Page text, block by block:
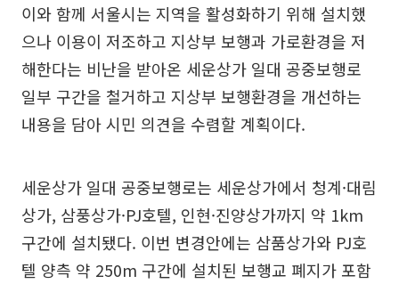
이와 함께 서울시는 지역을 활성화하기 위해 설치했
으나 이용이 저조하고 지상부 보행과 가로환경을 저
해한다는 비난을 받아온 세운상가 일대 공중보행로
일부 구간을 철거하고 지상부 보행환경을 개선하는
내용을 담아 시민 의견을 수렴할 계획이다.
세운상가 일대 공중보행로는 세운상가에서 청계·대림
상가, 삼풍상가·PJ호텔, 인현·진양상가까지 약 1km
구간에 설치됐다. 이번 변경안에는 삼품상가와 PJ호
텔 양측 약 250m 구간에 설치된 보행교 폐지가 포함